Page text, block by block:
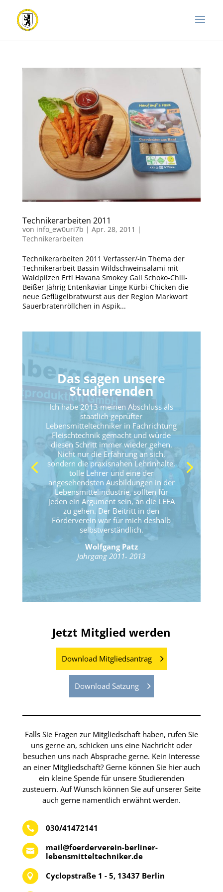
Technikerarbeiten 2011
von info_ew0uri7b | Apr. 28, 2011 |
Technikerarbeiten
Technikerarbeiten 2011 Verfasser/-in Thema der
Technikerarbeit Bassin Wildschweinsalami mit
Waldpilzen Ertl Havana Smokey Gall Schoko-Chili-
Beißer Jährig Entenkaviar Linge Kürbi-Chicken die
neue Geflügelbratwurst aus der Region Markwort
Sauerbratenröllchen in Aspik...
Das sagen unsere
Studierenden
Ich habe 2013 meinen Abschluss als
staatlich geprüfter
Lebensmitteltechniker in Fachrichtung
Fleischtechnik gemacht und würde
diesen Schritt immer wieder gehen.
Nicht nur die Erfahrung an sich,
sondern die praxisnahen Lehrinhalte,
tolle Lehrer und eine der
angesehendsten Ausbildungen in der
Lebensmittelindustrie, sollten für
jeden ein Argument sein, an die LEFA
zu gehen. Der Beitritt in den
Förderverein war für mich deshalb
selbstverständlich.
Wolfgang Patz
Jahrgang 2011- 2013
Jetzt Mitglied werden
Download Mitgliedsantrag
Download Satzung
Falls Sie Fragen zur Mitgliedschaft haben, rufen Sie
uns gerne an, schicken uns eine Nachricht oder
besuchen uns nach Absprache gerne. Kein Interesse
an einer Mitgliedschaft? Gerne können Sie hier auch
ein kleine Spende für unsere Studierenden
zusteuern. Auf Wunsch können Sie auf unserer Seite
auch gerne namentlich erwähnt werden.
 030/41472141

mail@foerderverein-berliner-
lebensmitteltechniker.de
 Cyclopstraße 1 - 5, 13437 Berlin